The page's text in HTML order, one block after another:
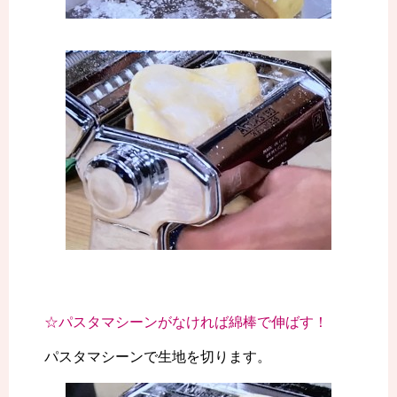
☆パスタマシーンがなければ綿棒で伸ばす！
パスタマシーンで生地を切ります。